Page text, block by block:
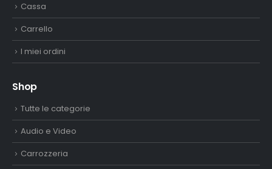
Cassa
Carrello
I miei ordini
Shop
Tutte le categorie
Audio e Video
Carrozzeria